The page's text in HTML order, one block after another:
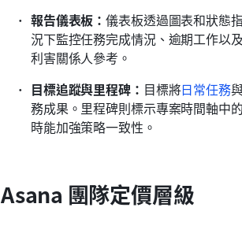
報告儀表板：儀表板透過圖表和狀態
況下監控任務完成情況、逾期工作以
利害關係人參考。
目標追蹤與里程碑： 目標將日常任務
務成果。里程碑則標示專案時間軸中
時能加強策略一致性。
Asana 團隊定價層級